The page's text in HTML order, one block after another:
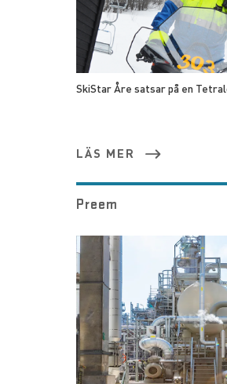
SkiStar Åre satsar på en
LÄS MER
Preem